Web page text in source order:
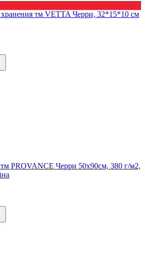
хранения тм VETTA Черри, 32*15*10 см
PROVANCE Черри 50х90см, 380 г/м2,